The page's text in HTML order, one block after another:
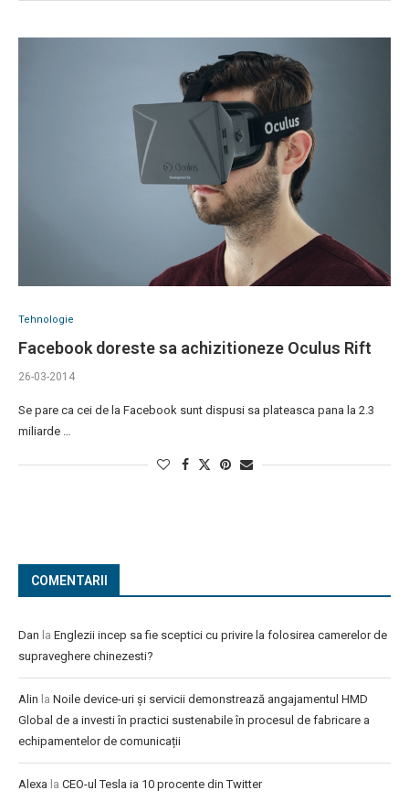
Tehnologie
Facebook doreste sa achizitioneze Oculus Rift
26-03-2014
Se pare ca cei de la Facebook sunt dispusi sa plateasca pana la 2.3
miliarde …
COMENTARII
Dan la Englezii incep sa fie sceptici cu privire la folosirea camerelor de
supraveghere chinezesti?
Alin la Noile device-uri și servicii demonstrează angajamentul HMD
Global de a investi în practici sustenabile în procesul de fabricare a
echipamentelor de comunicații
Alexa la CEO-ul Tesla ia 10 procente din Twitter